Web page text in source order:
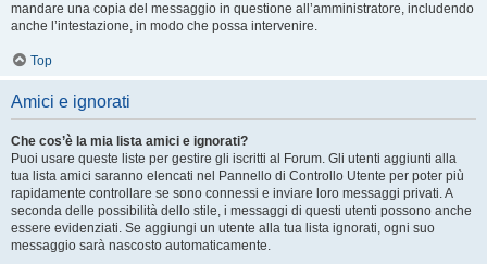
mandare una copia del messaggio in questione all’amministratore, includendo
anche l’intestazione, in modo che possa intervenire.
Top
Amici e ignorati
Che cos’è la mia lista amici e ignorati?
Puoi usare queste liste per gestire gli iscritti al Forum. Gli utenti aggiunti alla
tua lista amici saranno elencati nel Pannello di Controllo Utente per poter più
rapidamente controllare se sono connessi e inviare loro messaggi privati. A
seconda delle possibilità dello stile, i messaggi di questi utenti possono anche
essere evidenziati. Se aggiungi un utente alla tua lista ignorati, ogni suo
messaggio sarà nascosto automaticamente.